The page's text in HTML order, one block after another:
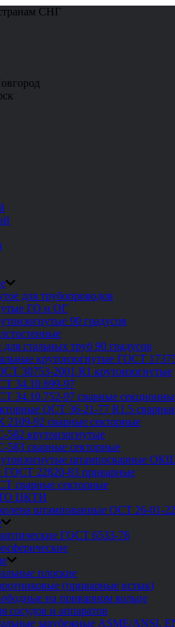
СНГ
для трубопроводов
ГО и ОГ
90 градусов
стальных труб 90 градусов
крутоизогнутые ГОСТ
30753-2001 R1 крутоизогнутые
34.10.699-97
34.10.752-97 сварные
ОСТ 36-21-77 R1.5
92 сварные секторные
крутоизогнутые
сварные секторные
штампосварные
ГОСТ 22820-83 приварные
сварные секторные
ЦКТИ
штампованные ОСТ 26-01-
ГОСТ 6533-78
плоские
(приварные встык)
на приварном кольце
сосудов и аппаратов
зарубежные ASME/ANSI,